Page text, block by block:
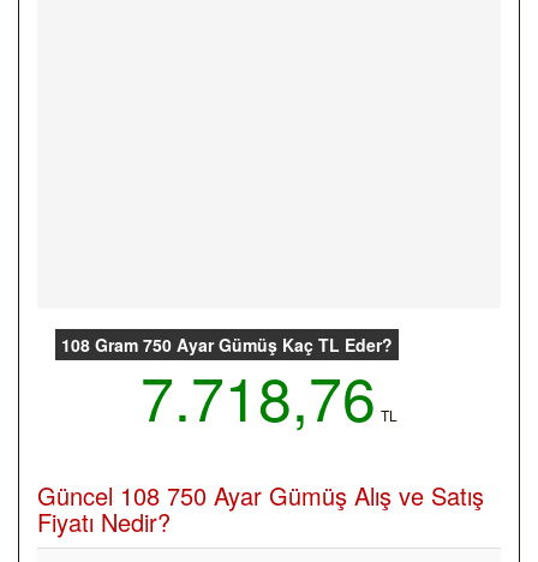
108 Gram 750 Ayar Gümüş Kaç TL Eder?
7.718,76 TL
Güncel 108 750 Ayar Gümüş Alış ve Satış
Fiyatı Nedir?